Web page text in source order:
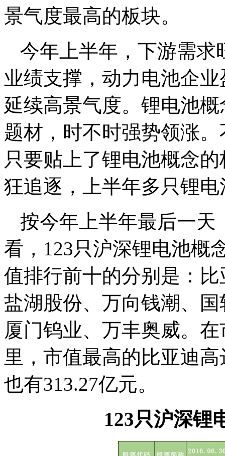
景气度最高的板块。
今年上半年，下游需求
业绩支撑，动力电池企
延续高景气度。锂电池
题材，时不时强势领涨
只要贴上了锂电池概念
狂追逐，上半年多只锂
按今年上半年最后一天
看，123只沪深锂电池概
值排行前十的分别是：
盐湖股份、万向钱潮、
厦门钨业、万丰奥威。
里，市值最高的比亚迪
也有313.27亿元。
123只沪深锂